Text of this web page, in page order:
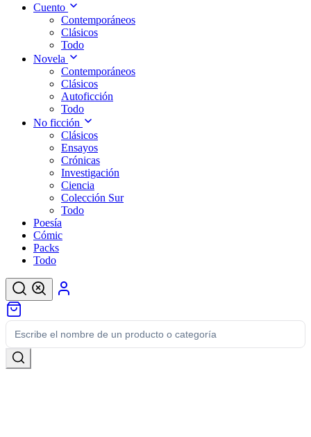
Cuento
Contemporáneos
Clásicos
Todo
Novela
Contemporáneos
Clásicos
Autoficción
Todo
No ficción
Clásicos
Ensayos
Crónicas
Investigación
Ciencia
Colección Sur
Todo
Poesía
Cómic
Packs
Todo